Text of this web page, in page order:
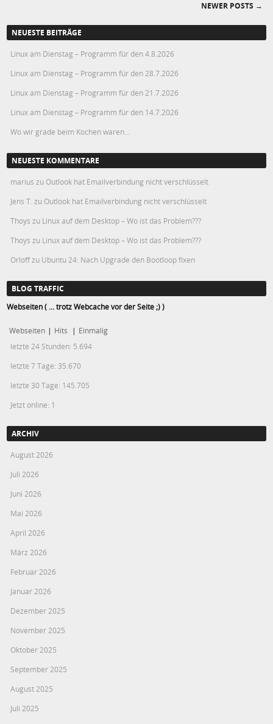
Post navigation
NEWER POSTS →
NEUESTE BEITRÄGE
Linux am Dienstag – Programm für den 4.8.2026
Linux am Dienstag – Programm für den 28.7.2026
Linux am Dienstag – Programm für den 21.7.2026
Linux am Dienstag – Programm für den 14.7.2026
Wo wir grade beim Kochen waren…
NEUESTE KOMMENTARE
marius zu Outlook hat Emailverbindung nicht verschlüsselt
Jens T. zu Outlook hat Emailverbindung nicht verschlüsselt
Thoys zu Linux auf dem Desktop – Wo ist das Problem???
Thoys zu Linux auf dem Desktop – Wo ist das Problem???
Orloffzu Ubuntu 24: Nach Upgrade den Bootloop fixen
BLOG TRAFFIC
Webseiten ( ... trotz Webcache vor der Seite ;) )
Webseiten | Hits | Einmalig
letzte 24 Stunden: 5.694
letzte 7 Tage: 35.670
letzte 30 Tage: 145.705
Jetzt online: 1
ARCHIV
August 2026
Juli 2026
Juni 2026
Mai 2026
April 2026
März 2026
Februar 2026
Januar 2026
Dezember 2025
November 2025
Oktober 2025
September 2025
August 2025
Juli 2025